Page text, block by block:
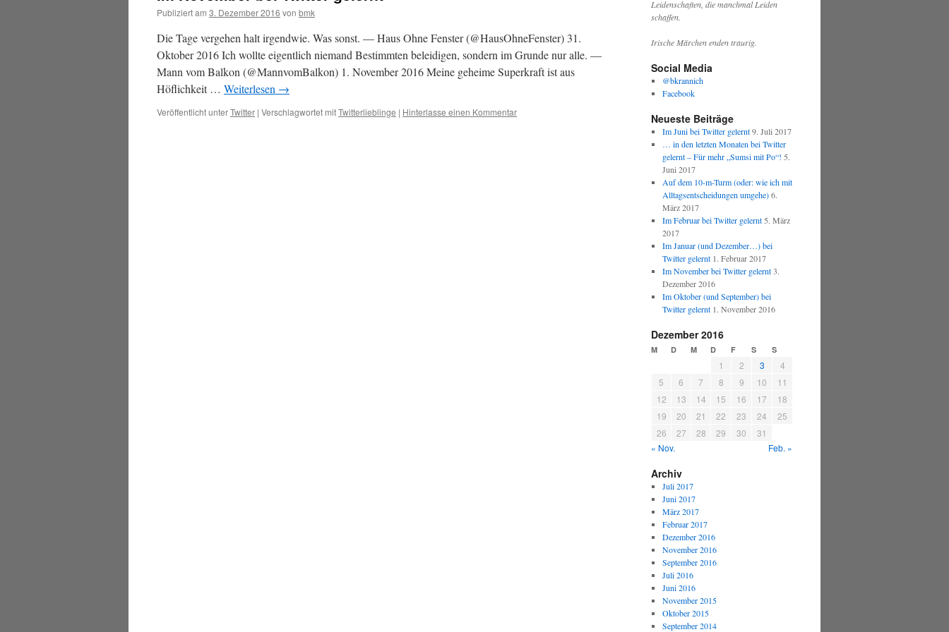
Publiziert am 3. Dezember 2016 von bmk
Die Tage vergehen halt irgendwie. Was sonst. — Haus Ohne Fenster (@HausOhneFenster) 31.
Oktober 2016 Ich wollte eigentlich niemand Bestimmten beleidigen, sondern im Grunde nur alle. —
Mann vom Balkon (@MannvomBalkon) 1. November 2016 Meine geheime Superkraft ist aus
Höflichkeit … Weiterlesen →
Veröffentlicht unterTwitter | Verschlagwortet mitTwitterlieblinge | Hinterlasse einen Kommentar
Leidenschaften, die manchmal Leiden
schaffen.
Irische Märchen enden traurig.
Social Media
@bkrannich
Facebook
Neueste Beiträge
Im Juni bei Twitter gelernt 9. Juli 2017
… in den letzten Monaten bei Twitter
gelernt – Für mehr „Sumsi mit Po“! 5.
Juni 2017
Auf dem 10-m-Turm (oder: wie ich mit
Alltagsentscheidungen umgehe) 6.
März 2017
Im Februar bei Twitter gelernt 5. März
2017
Im Januar (und Dezember…) bei
Twitter gelernt 1. Februar 2017
Im November bei Twitter gelernt 3.
Dezember 2016
Im Oktober (und September) bei
Twitter gelernt 1. November 2016
Dezember 2016
M D M D F S S
« Nov. Feb. »
1 2 3
4
5
6 7 8 9 10
11
12
13 14 15 16 17
18
19
20 21 22 23 24
25
26
27 28 29 30 31
Archiv
Juli 2017
Juni 2017
März 2017
Februar 2017
Dezember 2016
November 2016
September 2016
Juli 2016
Juni 2016
November 2015
Oktober 2015
September 2014